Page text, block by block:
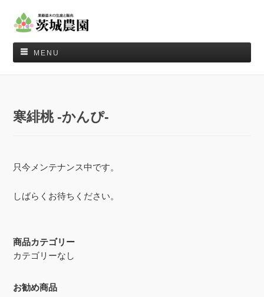
MENU
寒緋桃 -かんぴ-
只今メンテナンス中です。
しばらくお待ちください。
商品カテゴリー
カテゴリーなし
お勧め商品